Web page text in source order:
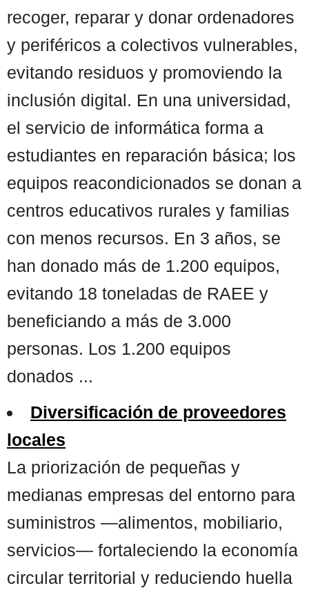
recoger, reparar y donar ordenadores
y periféricos a colectivos vulnerables,
evitando residuos y promoviendo la
inclusión digital. En una universidad,
el servicio de informática forma a
estudiantes en reparación básica; los
equipos reacondicionados se donan a
centros educativos rurales y familias
con menos recursos. En 3 años, se
han donado más de 1.200 equipos,
evitando 18 toneladas de RAEE y
beneficiando a más de 3.000
personas. Los 1.200 equipos
donados ...
Diversificación de proveedores
locales
La priorización de pequeñas y
medianas empresas del entorno para
suministros —alimentos, mobiliario,
servicios— fortaleciendo la economía
circular territorial y reduciendo huella